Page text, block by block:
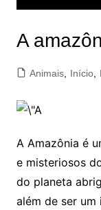
A
Animais, Início,
A Amazônia é
e misteriosos
do planeta
além de ser